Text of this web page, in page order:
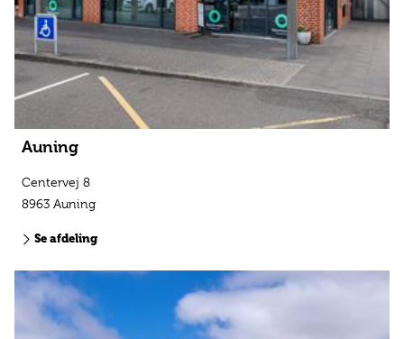
Auning
Centervej 8
8963 Auning
Se afdeling